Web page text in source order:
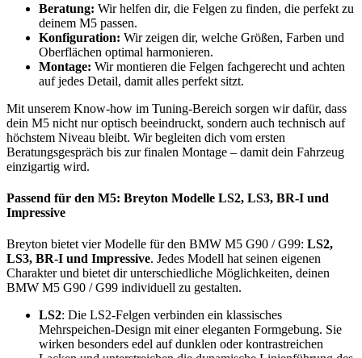
Beratung: Wir helfen dir, die Felgen zu finden, die perfekt zu
deinem M5 passen.
Konfiguration: Wir zeigen dir, welche Größen, Farben und
Oberflächen optimal harmonieren.
Montage: Wir montieren die Felgen fachgerecht und achten
auf jedes Detail, damit alles perfekt sitzt.
Mit unserem Know-how im Tuning-Bereich sorgen wir dafür, dass
dein M5 nicht nur optisch beeindruckt, sondern auch technisch auf
höchstem Niveau bleibt. Wir begleiten dich vom ersten
Beratungsgespräch bis zur finalen Montage – damit dein Fahrzeug
einzigartig wird.
Passend für den M5: Breyton Modelle LS2, LS3, BR-I und
Impressive
Breyton bietet vier Modelle für den BMW M5 G90 / G99: LS2,
LS3, BR-I und Impressive. Jedes Modell hat seinen eigenen
Charakter und bietet dir unterschiedliche Möglichkeiten, deinen
BMW M5 G90 / G99 individuell zu gestalten.
LS2: Die LS2-Felgen verbinden ein klassisches
Mehrspeichen-Design mit einer eleganten Formgebung. Sie
wirken besonders edel auf dunklen oder kontrastreichen